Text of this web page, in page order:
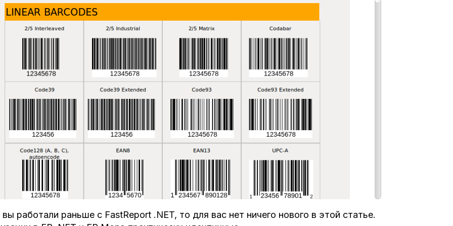
вы работали раньше с FastReport .NET, то для вас нет ничего нового в этой статье.